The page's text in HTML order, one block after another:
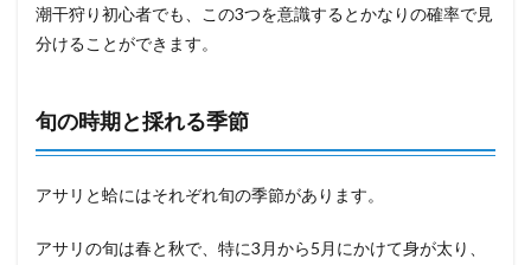
潮干狩り初心者でも、この3つを意識するとかなりの確率で見
分けることができます。
旬の時期と採れる季節
アサリと蛤にはそれぞれ旬の季節があります。
アサリの旬は春と秋で、特に3月から5月にかけて身が太り、